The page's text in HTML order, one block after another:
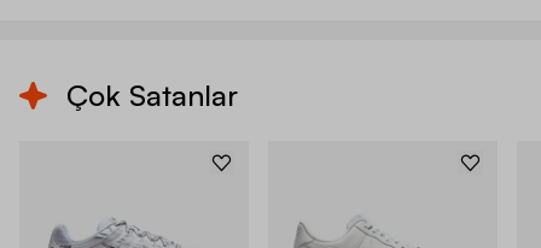
Çok Satanlar